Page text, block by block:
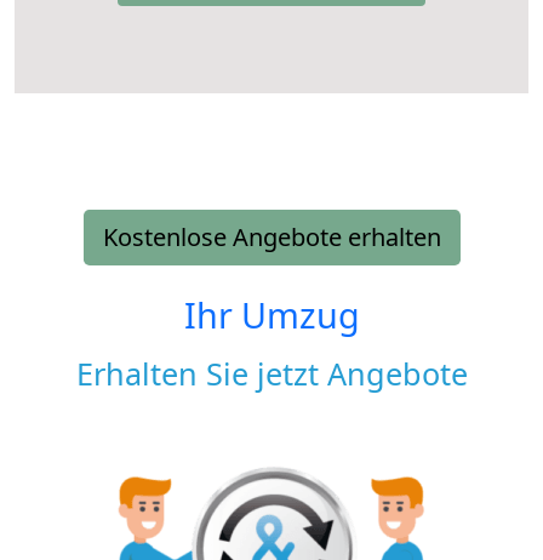
Kostenlose Angebote erhalten
Ihr Umzug
Erhalten Sie jetzt Angebote